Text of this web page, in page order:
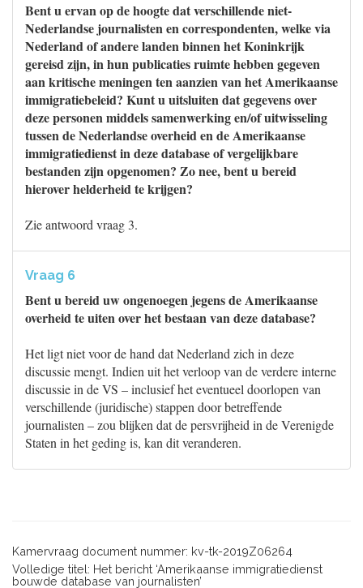
Bent u ervan op de hoogte dat verschillende niet-
Nederlandse journalisten en correspondenten, welke via
Nederland of andere landen binnen het Koninkrijk
gereisd zijn, in hun publicaties ruimte hebben gegeven
aan kritische meningen ten aanzien van het Amerikaanse
immigratiebeleid? Kunt u uitsluiten dat gegevens over
deze personen middels samenwerking en/of uitwisseling
tussen de Nederlandse overheid en de Amerikaanse
immigratiedienst in deze database of vergelijkbare
bestanden zijn opgenomen? Zo nee, bent u bereid
hierover helderheid te krijgen?
Zie antwoord vraag 3.
Vraag 6
Bent u bereid uw ongenoegen jegens de Amerikaanse
overheid te uiten over het bestaan van deze database?
Het ligt niet voor de hand dat Nederland zich in deze
discussie mengt. Indien uit het verloop van de verdere interne
discussie in de VS – inclusief het eventueel doorlopen van
verschillende (juridische) stappen door betreffende
journalisten – zou blijken dat de persvrijheid in de Verenigde
Staten in het geding is, kan dit veranderen.
Kamervraag document nummer: kv-tk-2019Z06264
Volledige titel: Het bericht ‘Amerikaanse immigratiedienst
bouwde database van journalisten’